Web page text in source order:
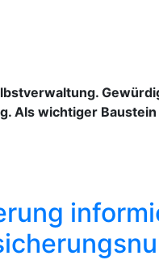
Als wichtiger